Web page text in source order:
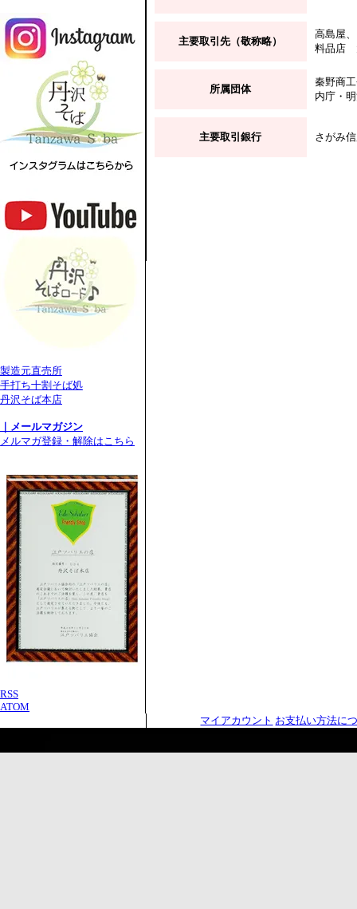
製造元直売所
手打ち十割そば処
丹沢そば本店
｜メールマガジン
メルマガ登録・解除はこちら
RSS
ATOM
主要取引先（敬称略）
高島屋
料品店
所属団体
秦野商
内庁・
主要取引銀行 さがみ
マイアカウント お支払い方法に